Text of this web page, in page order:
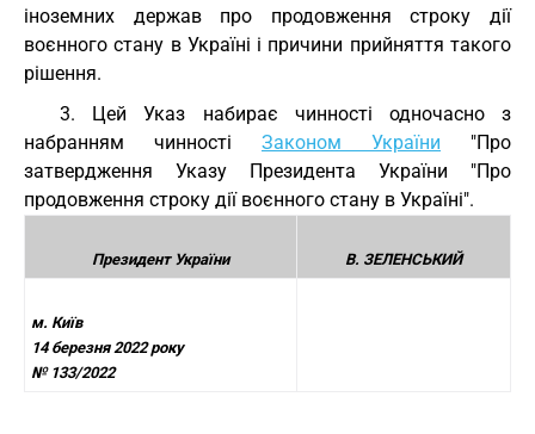
іноземних держав про продовження строку дії
воєнного стану в Україні і причини прийняття такого
рішення.
3. Цей Указ набирає чинності одночасно з
набранням чинності Законом України "Про
затвердження Указу Президента України "Про
продовження строку дії воєнного стану в Україні".
Президент України В. ЗЕЛЕНСЬКИЙ
м. Київ
14 березня 2022 року
№ 133/2022